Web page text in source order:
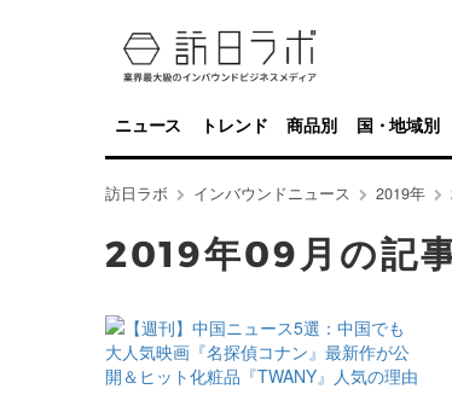
ニュース トレンド 商品別 国・地域別
訪日ラボ インバウンドニュース 2019年
2019年09月の記